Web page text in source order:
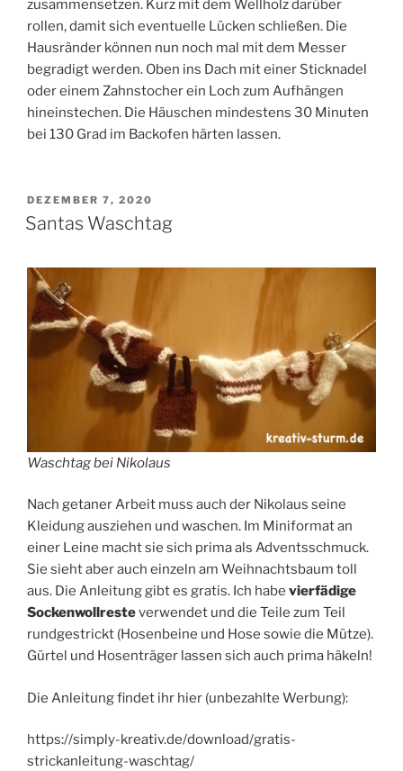
zusammensetzen. Kurz mit dem Wellholz darüber
rollen, damit sich eventuelle Lücken schließen. Die
Hausränder können nun noch mal mit dem Messer
begradigt werden. Oben ins Dach mit einer Sticknadel
oder einem Zahnstocher ein Loch zum Aufhängen
hineinstechen. Die Häuschen mindestens 30 Minuten
bei 130 Grad im Backofen härten lassen.
VERÖFFENTLICHT
AM
DEZEMBER 7, 2020
Santas Waschtag
Waschtag bei Nikolaus
Nach getaner Arbeit muss auch der Nikolaus seine
Kleidung ausziehen und waschen. Im Miniformat an
einer Leine macht sie sich prima als Adventsschmuck.
Sie sieht aber auch einzeln am Weihnachtsbaum toll
aus. Die Anleitung gibt es gratis. Ich habe vierfädige
Sockenwollresteverwendet und die Teile zum Teil
rundgestrickt (Hosenbeine und Hose sowie die Mütze).
Gürtel und Hosenträger lassen sich auch prima häkeln!
Die Anleitung findet ihr hier (unbezahlte Werbung):
https://simply-kreativ.de/download/gratis-
strickanleitung-waschtag/